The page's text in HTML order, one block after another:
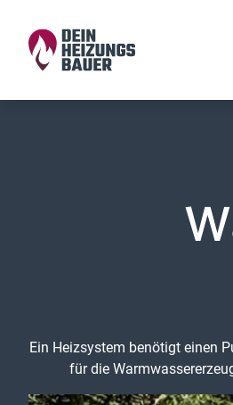
Ein Heizsystem benötigt einen
für die